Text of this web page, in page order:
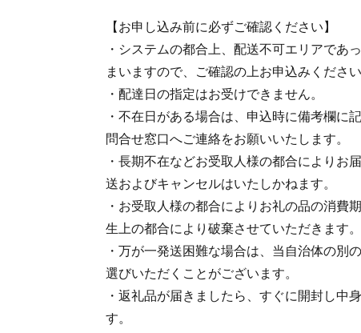
【お申し込み前に必ずご確認ください】
・システムの都合上、配送不可エリアであ
まいますので、ご確認の上お申込みください
・配達日の指定はお受けできません。
・不在日がある場合は、申込時に備考欄に
問合せ窓口へご連絡をお願いいたします。
・長期不在などお受取人様の都合によりお
送およびキャンセルはいたしかねます。
・お受取人様の都合によりお礼の品の消費
生上の都合により破棄させていただきます。
・万が一発送困難な場合は、当自治体の別
選びいただくことがございます。
・返礼品が届きましたら、すぐに開封し中
す。